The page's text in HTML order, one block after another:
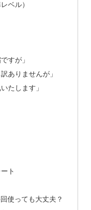
ベル）
すが」
ありませんが」
たします」
ト
使っても大丈夫？